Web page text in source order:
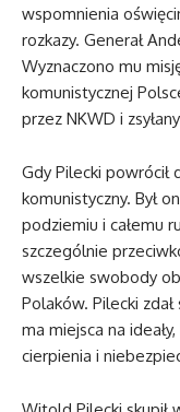
wspomnienia
rozkazy. Generał
Wyznaczono mu
komunistycznej
przez NKWD i
Gdy Pilecki powrócił
komunistyczny. Był
podziemiu i całemu
szczególnie
wszelkie swobody
Polaków. Pilecki
ma miejsca na
cierpienia i